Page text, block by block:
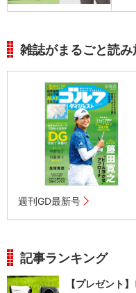
雑誌がまるごと読み
週刊GD最新号
記事ランキング
【プレゼント